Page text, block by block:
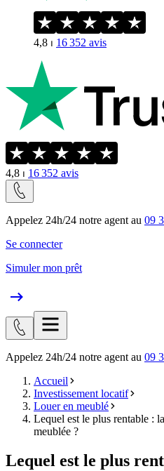
4,8 ⏐ 16 352 avis
4,8 ⏐ 16 352 avis
Appelez 24h/24 notre agent au 09
Se connecter
Simuler mon prêt
Appelez 24h/24 notre agent au 09
Accueil
Investissement locatif
Louer en meublé
Lequel est le plus rentable :
meublée ?
Lequel est le plus